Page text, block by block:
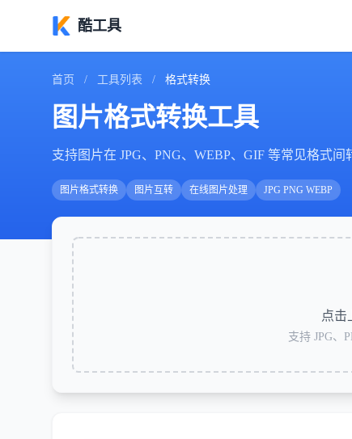
酷工具
首页 / 工具列表 / 格式转换
图片格式转换工具
支持图片在 JPG、PNG、WEBP、GIF 等常见格式间
图片格式转换 图片互转 在线图片处理 JPG PNG WEBP
点击
支持 JPG、